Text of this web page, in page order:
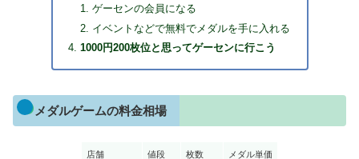
ゲーセンの会員になる
イベントなどで無料でメダルを手に入れる
1000円200枚位と思ってゲーセンに行こう
メダルゲームの料金相場
店舗 値段 枚数 メダル単価